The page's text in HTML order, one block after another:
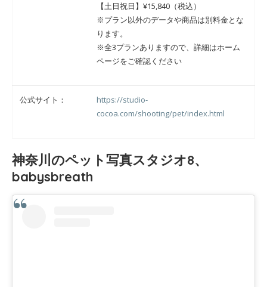
【土日祝日】¥15,840（税込）
※プラン以外のデータや商品は別料金とな
ります。
※全3プランありますので、詳細はホーム
ページをご確認ください
公式サイト：
https://studio-
cocoa.com/shooting/pet/index.html
神奈川のペット写真スタジオ8、
babysbreath